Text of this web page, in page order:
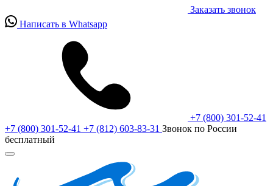
Заказать звонок
Написать в Whatsapp
+7 (800) 301-52-41
+7 (800) 301-52-41 +7 (812) 603-83-31 Звонок по России
бесплатный